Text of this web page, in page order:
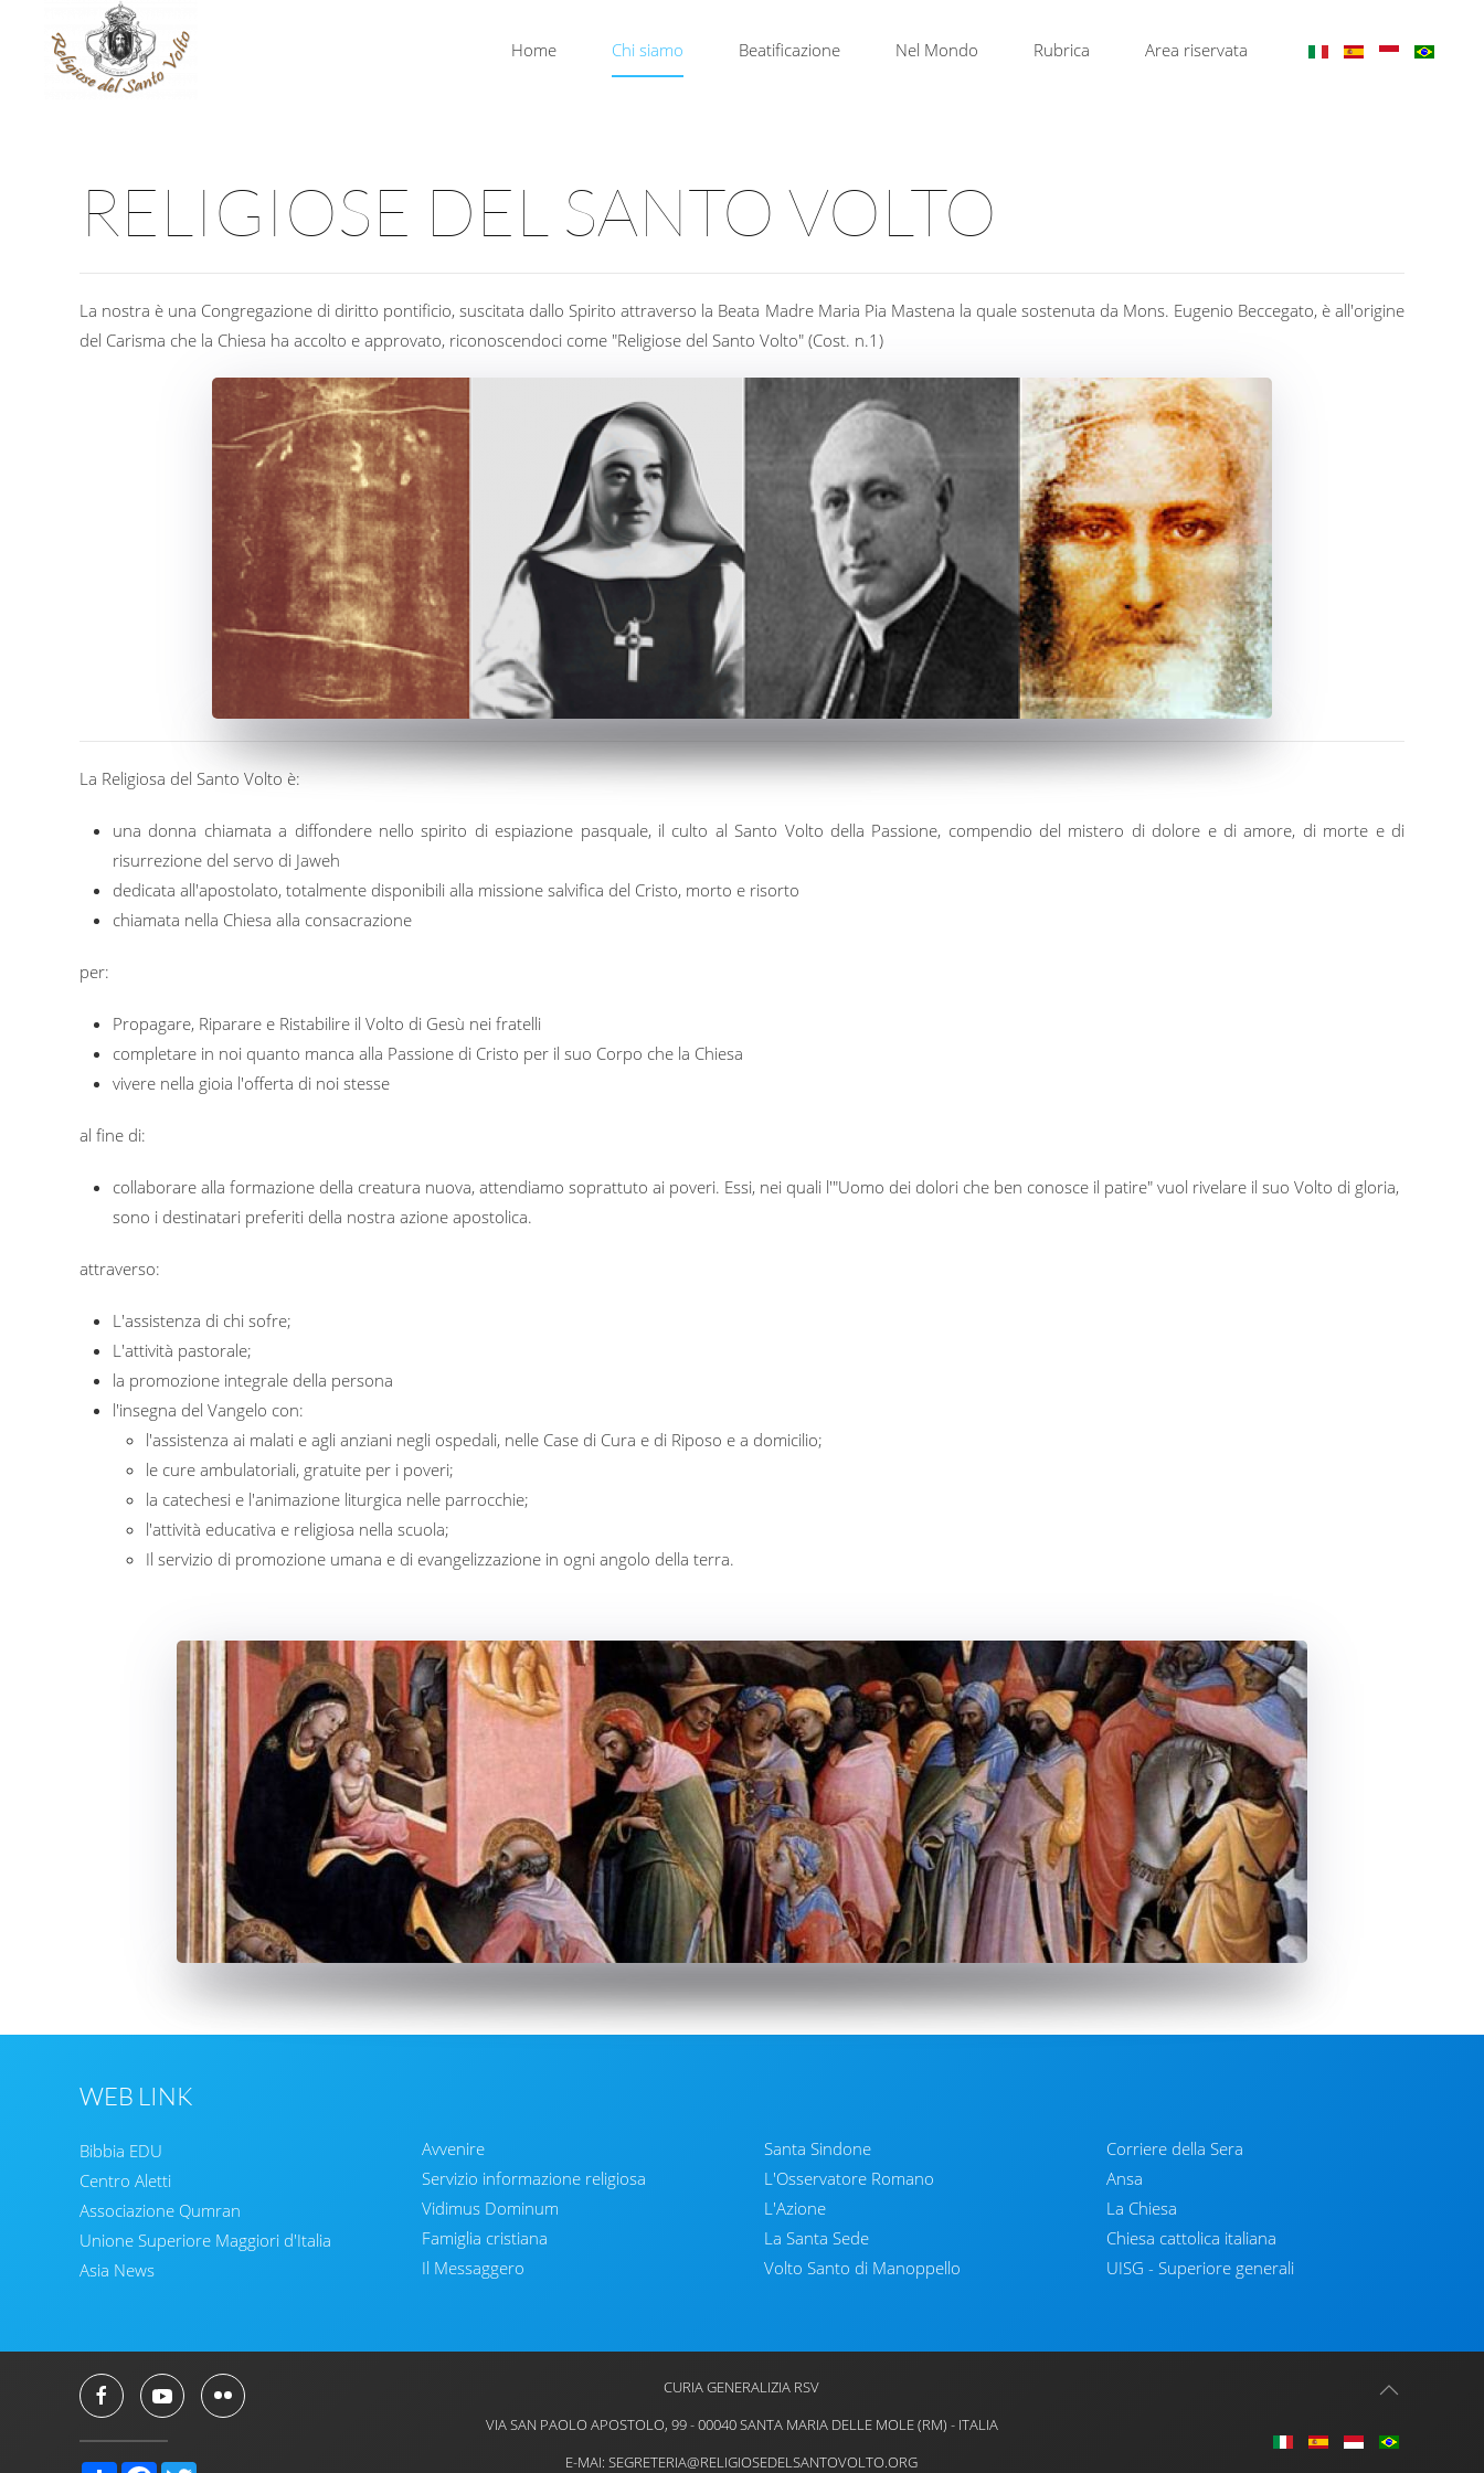
Home Chi siamo Beatificazione Nel Mondo Rubrica Area riservata
RELIGIOSE DEL SANTO VOLTO
La nostra è una Congregazione di diritto pontificio, suscitata dallo Spirito attraverso la Beata Madre Maria Pia Mastena la quale sostenuta da Mons. Eugenio Beccegato, è all'origine
del Carisma che la Chiesa ha accolto e approvato, riconoscendoci come "Religiose del Santo Volto" (Cost. n.1)
La Religiosa del Santo Volto è:
una donna chiamata a diffondere nello spirito di espiazione pasquale, il culto al Santo Volto della Passione, compendio del mistero di dolore e di amore, di morte e di
risurrezione del servo di Jaweh
dedicata all'apostolato, totalmente disponibili alla missione salvifica del Cristo, morto e risorto
chiamata nella Chiesa alla consacrazione
per:
Propagare, Riparare e Ristabilire il Volto di Gesù nei fratelli
completare in noi quanto manca alla Passione di Cristo per il suo Corpo che la Chiesa
vivere nella gioia l'offerta di noi stesse
al fine di:
collaborare alla formazione della creatura nuova, attendiamo soprattuto ai poveri. Essi, nei quali l'"Uomo dei dolori che ben conosce il patire" vuol rivelare il suo Volto di gloria,
sono i destinatari preferiti della nostra azione apostolica.
attraverso:
L'assistenza di chi sofre;
L'attività pastorale;
la promozione integrale della persona
l'insegna del Vangelo con:
l'assistenza ai malati e agli anziani negli ospedali, nelle Case di Cura e di Riposo e a domicilio;
le cure ambulatoriali, gratuite per i poveri;
la catechesi e l'animazione liturgica nelle parrocchie;
l'attività educativa e religiosa nella scuola;
Il servizio di promozione umana e di evangelizzazione in ogni angolo della terra.
WEB LINK
Bibbia EDU
Centro Aletti
Associazione Qumran
Unione Superiore Maggiori d'Italia
Asia News
Avvenire
Servizio informazione religiosa
Vidimus Dominum
Famiglia cristiana
Il Messaggero
Santa Sindone
L'Osservatore Romano
L'Azione
La Santa Sede
Volto Santo di Manoppello
Corriere della Sera
Ansa
La Chiesa
Chiesa cattolica italiana
UISG - Superiore generali
CURIA GENERALIZIA RSV
VIA SAN PAOLO APOSTOLO, 99 - 00040 SANTA MARIA DELLE MOLE (RM) - ITALIA
E-MAI: SEGRETERIA@RELIGIOSEDELSANTOVOLTO.ORG